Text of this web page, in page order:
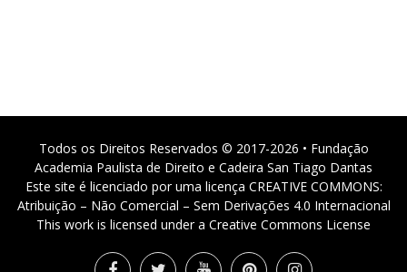
Todos os Direitos Reservados © 2017-2026 • Fundação
Academia Paulista de Direito e Cadeira San Tiago Dantas
Este site é licenciado por uma licença CREATIVE COMMONS:
Atribuição – Não Comercial – Sem Derivações 4.0 Internacional
This work is licensed under a Creative Commons License